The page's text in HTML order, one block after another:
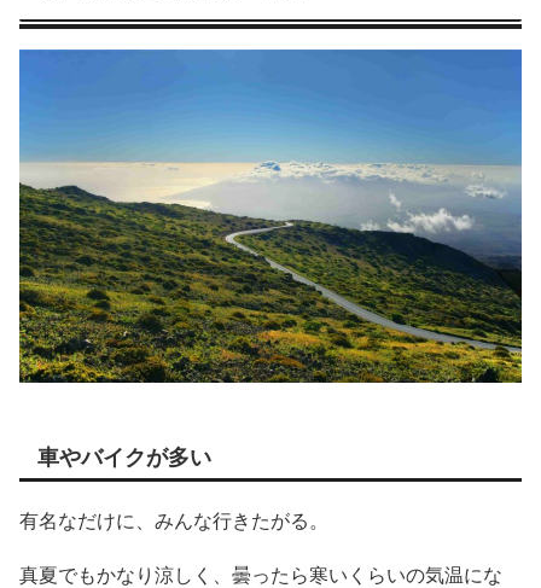
車やバイクが多い
有名なだけに、みんな行きたがる。
真夏でもかなり涼しく、曇ったら寒いくらいの気温にな